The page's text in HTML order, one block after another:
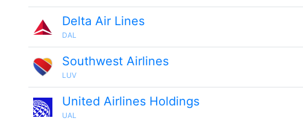
Delta Air Lines
DAL
Southwest Airlines
LUV
United Airlines Holdings
UAL